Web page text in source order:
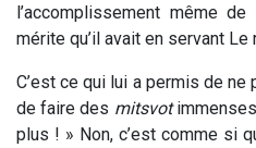
l’accomplissement même
mérite qu’il avait en servant Le
C’est ce qui lui a permis de
de faire des mitsvot
plus ! » Non, c’est comme si